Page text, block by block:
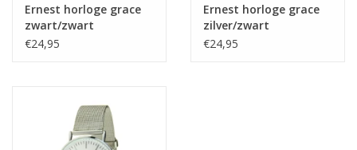
Ernest horloge grace
zwart/zwart
€24,95
Ernest horloge grace
zilver/zwart
€24,95